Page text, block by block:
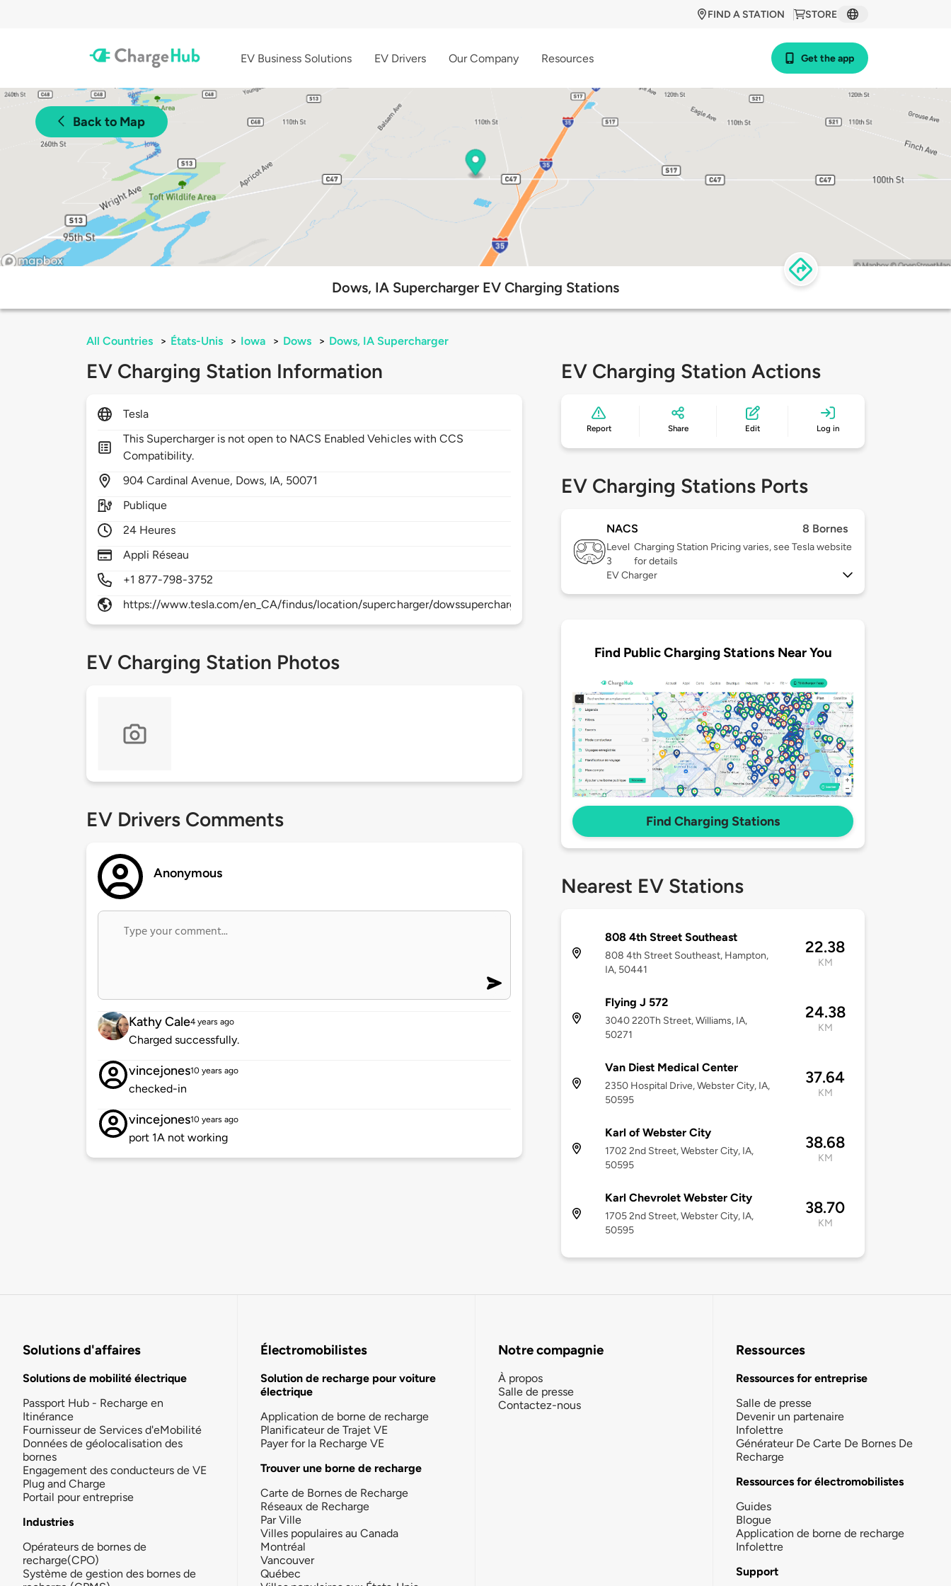
STORE
FIND A STATION
EV Business Solutions EV Drivers Our Company Resources Get the app
Back to Map
Dows, IA Supercharger EV Charging Stations
All Countries > États-Unis > Iowa > Dows > Dows, IA Supercharger
EV Charging Station Information
Tesla
This Supercharger is not open to NACS Enabled Vehicles with CCS
Compatibility.
904Cardinal Avenue, Dows, IA, 50071
Publique
24 Heures
Appli Réseau
+1 877-798-3752
https://www.tesla.com/en_CA/findus/location/supercharger/dowssupercharger
EV Charging Station Photos
EV Drivers Comments
Anonymous
Kathy Cale4 years ago
Charged successfully.
vincejones10 years ago
checked-in
vincejones10 years ago
port 1A not working
EV Charging Station Actions
Report Share Edit Log in
EV Charging Stations Ports
NACS 8 Bornes
Level
3
Charging Station Pricing varies, see Tesla website
for details
EV Charger
Find Public Charging Stations Near You
Find Charging Stations
Nearest EV Stations
808 4th Street Southeast
808 4th Street Southeast, Hampton,
IA, 50441
22.38
KM
Flying J 572
3040 220Th Street, Williams, IA,
50271
24.38
KM
Van Diest Medical Center
2350 Hospital Drive, Webster City, IA,
50595
37.64
KM
Karl of Webster City
1702 2nd Street, Webster City, IA,
50595
38.68
KM
Karl Chevrolet Webster City
1705 2nd Street, Webster City, IA,
50595
38.70
KM
Solutions d'affaires
Solutions de mobilité électrique
Passport Hub - Recharge en
Itinérance
Fournisseur de Services d'eMobilité
Données de géolocalisation des
bornes
Engagement des conducteurs de VE
Plug and Charge
Portail pour entreprise
Industries
Opérateurs de bornes de
recharge(CPO)
Système de gestion des bornes de
Électromobilistes
Solution de recharge pour voiture
électrique
Application de borne de recharge
Planificateur de Trajet VE
Payer for la Recharge VE
Trouver une borne de recharge
Carte de Bornes de Recharge
Réseaux de Recharge
Par Ville
Villes populaires au Canada
Montréal
Vancouver
Québec
Notre compagnie
À propos
Salle de presse
Contactez-nous
Ressources
Ressources for entreprise
Salle de presse
Devenir un partenaire
Infolettre
Générateur De Carte De Bornes De
Recharge
Ressources for électromobilistes
Guides
Blogue
Application de borne de recharge
Infolettre
Support